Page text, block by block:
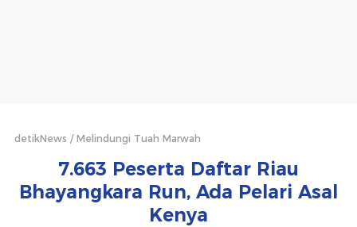
detikNews Melindungi Tuah Marwah
7.663 Peserta Daftar Riau
Bhayangkara Run, Ada Pelari Asal
Kenya